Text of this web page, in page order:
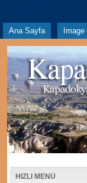
Ana Sayfa
HIZLI MENÜ